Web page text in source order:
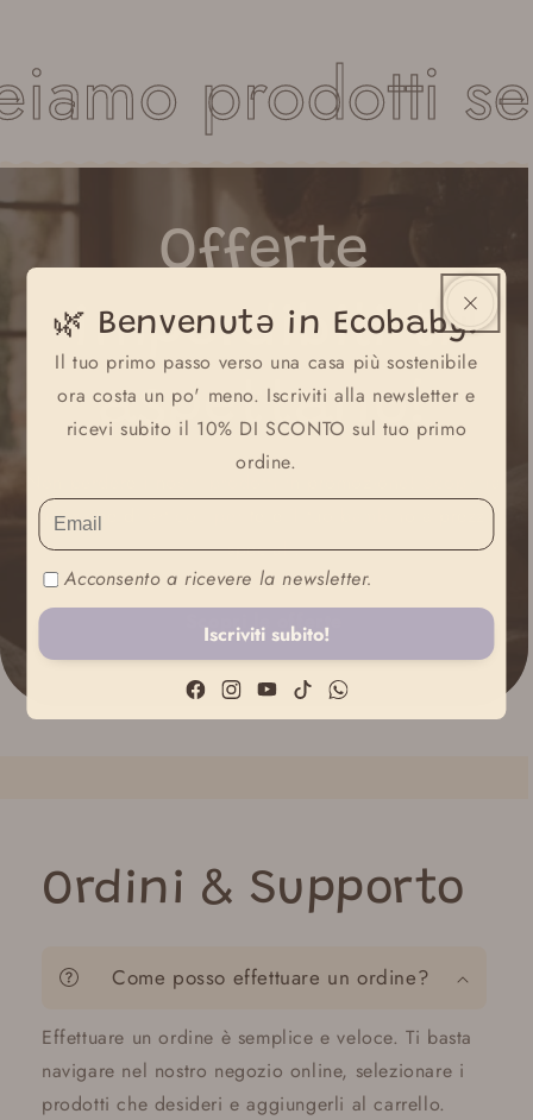
prodotti
Offerte
imperdibiliti
aspettano!
selezione di articoli per te e il tuo bambino a prezzi
speciali.
Scopri le offerte
Ordini & Supporto
Come posso effettuare un ordine?
Effettuare un ordine è semplice e veloce. Ti basta
navigare nel nostro negozio online, selezionare i
prodotti che desideri e aggiungerli al carrello.
🌿 Benvenutə in Ecobaby!
Il tuo primo passo verso una casa più sostenibile
ora costa un po' meno. Iscriviti alla newsletter e
ricevi subito il 10% DI SCONTO sul tuo primo
ordine.
Acconsento a ricevere la newsletter.
Iscriviti subito!
Facebook
Instagram
YouTubeTikTokWhatsApp